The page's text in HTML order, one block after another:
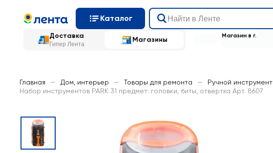
Каталог
Доставка
Гипер Лента
Магазины Магазин в г.
Главная — Дом, интерьер — Товары для ремонта — Ручной инструмент
Набор инструментов PARK 31 предмет: головки, биты, отвертка Арт. 8607